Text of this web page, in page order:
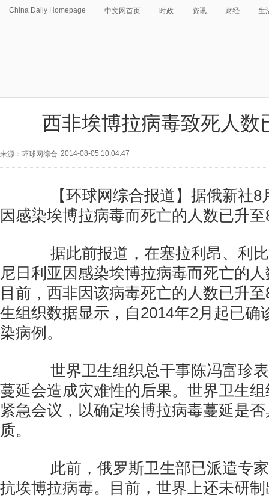
China Daily Homepage 中文网首页 时政 资讯 财经 生
西非埃博拉病毒致死人数
来源：环球网综合 2014-08-05 10:04:47
【环球网综合报道】据俄新社8
因感染埃博拉病毒而死亡的人数已升
据此前报道，在塞拉利昂、利比
尼日利亚因感染埃博拉病毒而死亡的
目前，西非因该病毒死亡的人数已升
生组织数据显示，自2014年2月起已确
染病例。
世界卫生组织总干事陈冯富珍表
蔓延会造成灾难性的后果。世界卫生
紧急会议，以确定埃博拉病毒蔓延是
质。
此前，俄罗斯卫生部已派遣专家
抗埃博拉病毒。目前，世界上还未研